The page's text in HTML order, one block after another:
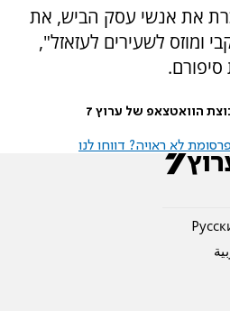
את אנשי עסק הביש, את
ומוזס לשעירים לעזאזל",
הוואטצאפ של ערוץ 7
לא ראויה? דווחו לנו